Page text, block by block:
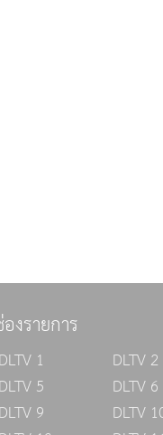
งรายการ
DLTV 1 DLTV 2
DLTV 5
DLTV 6
DLTV 9
DLTV